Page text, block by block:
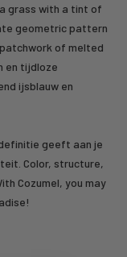
grass with a tint of
geometric pattern
of melted
en tijdloze
ijsblauw en
geeft aan je
Color, structure,
Cozumel, you may